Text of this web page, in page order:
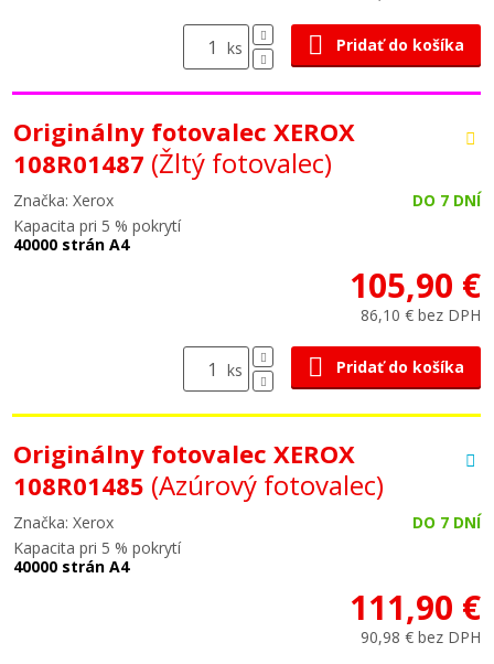
ks Pridať do košíka
Originálny fotovalec XEROX
108R01487 (Žltý fotovalec)
Značka: Xerox
DO 7 DNÍ
Kapacita pri 5 % pokrytí
40000 strán A4
105,90 €
86,10 € bez DPH
ks Pridať do košíka
Originálny fotovalec XEROX
108R01485 (Azúrový fotovalec)
Značka: Xerox
DO 7 DNÍ
Kapacita pri 5 % pokrytí
40000 strán A4
111,90 €
90,98 € bez DPH